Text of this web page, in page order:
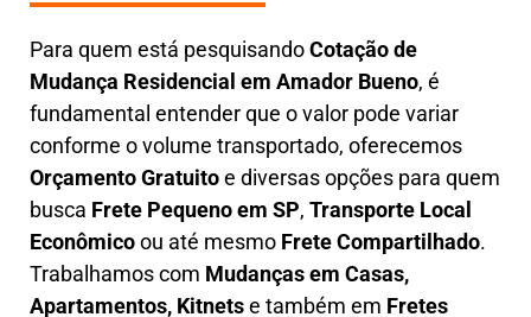
Para quem está pesquisandoCotação de
Mudança Residencial em Amador Bueno, é
fundamental entender que o valor pode variar
conforme o volume transportado, oferecemos
Orçamento Gratuitoe diversas opções para quem
busca Frete Pequeno em SP, Transporte Local
Econômicoou até mesmo Frete Compartilhado.
Trabalhamos com Mudanças em Casas,
Apartamentos, Kitnetse também em Fretes